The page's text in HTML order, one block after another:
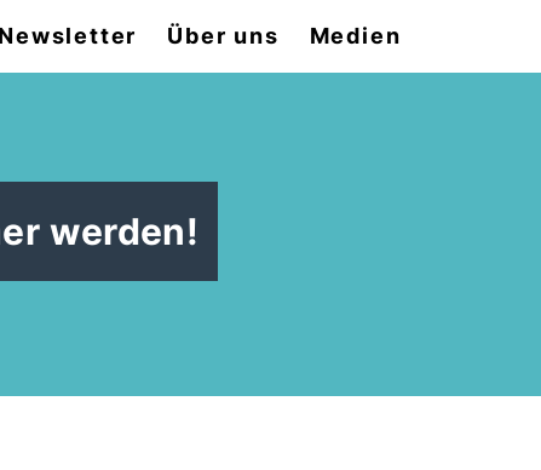
Newsletter Über uns Medien
werden!